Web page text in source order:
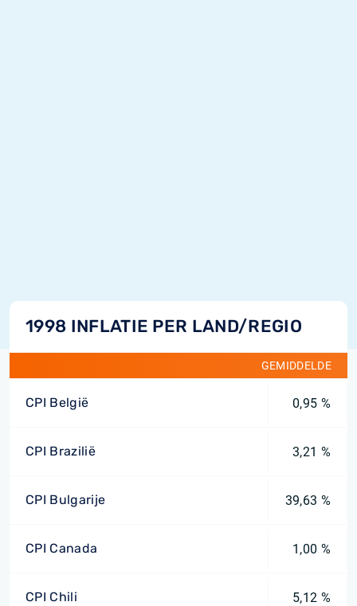
1998 INFLATIE PER LAND/REGIO
GEMIDDELDE
CPI België 0,95 %
CPI Brazilië 3,21 %
CPI Bulgarije 39,63 %
CPI Canada 1,00 %
CPI Chili 5,12 %